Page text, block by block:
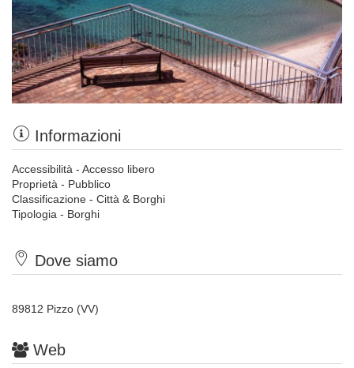
Informazioni
Accessibilità - Accesso libero
Proprietà - Pubblico
Classificazione - Città & Borghi
Tipologia - Borghi
Dove siamo
89812 Pizzo (VV)
Web